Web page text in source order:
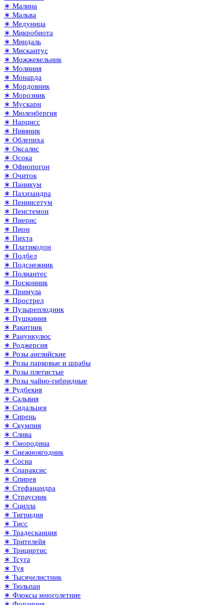
∗ Малина
∗ Мальва
∗ Медуница
∗ Микробиота
∗ Миндаль
∗ Мискантус
∗ Можжевельник
∗ Молиния
∗ Монарда
∗ Мордовник
∗ Морозник
∗ Мускари
∗ Мюленбергия
∗ Нарцисс
∗ Нивяник
∗ Облепиха
∗ Оксалис
∗ Осока
∗ Офиопогон
∗ Очиток
∗ Паникум
∗ Пахизандра
∗ Пеннисетум
∗ Пенстемон
∗ Пиерис
∗ Пион
∗ Пихта
∗ Платикодон
∗ Подбел
∗ Подснежник
∗ Полиантес
∗ Посконник
∗ Примула
∗ Прострел
∗ Пузыреплодник
∗ Пушкиния
∗ Ракитник
∗ Ранункулюс
∗ Роджерсия
∗ Розы английские
∗ Розы парковые и шрабы
∗ Розы плетистые
∗ Розы чайно-гибридные
∗ Рудбекия
∗ Сальвия
∗ Сидальцея
∗ Сирень
∗ Скумпия
∗ Слива
∗ Смородина
∗ Снежноягодник
∗ Сосна
∗ Спараксис
∗ Спирея
∗ Стефанандра
∗ Страусник
∗ Сцилла
∗ Тигридия
∗ Тисс
∗ Традесканция
∗ Трителейя
∗ Трициртис
∗ Тсуга
∗ Туя
∗ Тысячелистник
∗ Тюльпан
∗ Флоксы многолетние